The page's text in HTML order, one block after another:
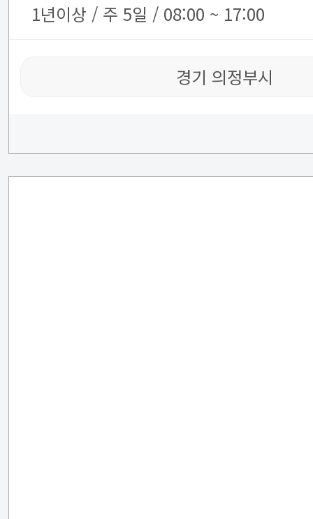
1년이상 / 주 5일 / 08:00 ~ 17:00
경기 의정부시